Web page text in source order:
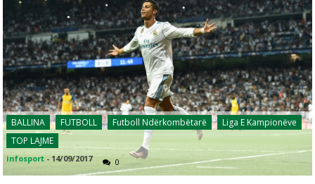
BALLINA FUTBOLL Futboll Ndërkombëtarë
Liga E Kampionëve
TOP LAJME
infosport - 14/09/2017 0